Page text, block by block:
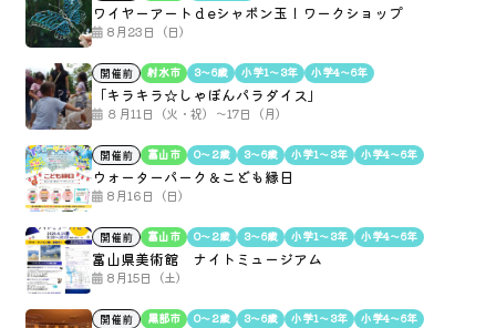
ワイヤーアートｄeシャボン玉！ワークショップ
8月23日（日）
開催前 射水市 3〜6歳 小学1〜3年 小学4〜6年
「キラキラ☆しゃぼんパラダイス」
８月11日（火・祝）～17日（月）
開催前 富山市 0〜2歳 3〜6歳 小学1〜3年 小学4〜6年
ウォーターパーク＆こども縁日
8月16日（日）
開催前 富山市 0〜2歳 3〜6歳 小学1〜3年 小学4〜6年
富山県美術館 ナイトミュージアム
8月15日（土）
開催前 黒部市 0〜2歳 3〜6歳 小学1〜3年 小学4〜6年